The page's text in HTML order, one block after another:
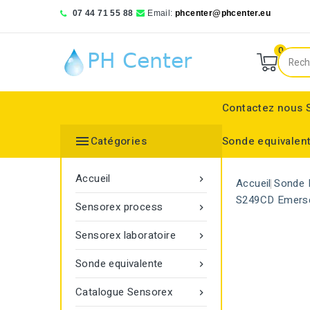
07 44 71 55 88 Email: phcenter@phcenter.eu
0
Contactez nous
Sonde
Catégories

Accueil

Sensorex process

Sensorex laboratoire

Sonde equivalente

Catalogue Sensorex
Accueil Sonde
S249CD